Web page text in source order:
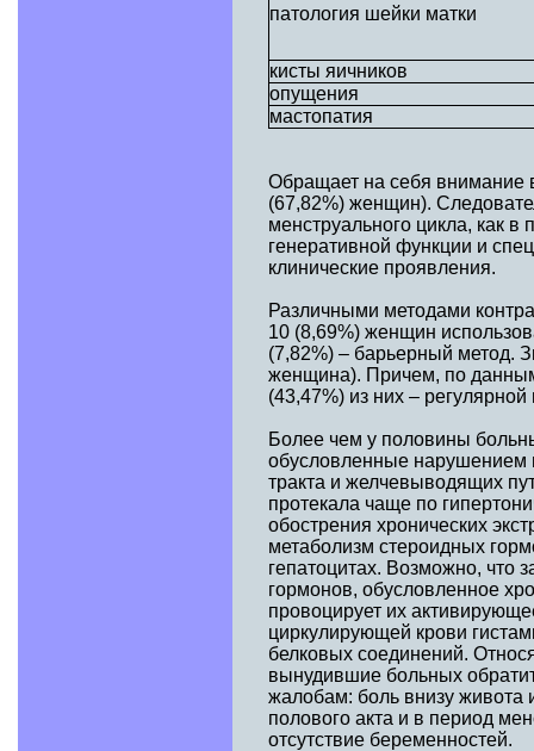
патология шейки матки
кисты яичников
опущения
мастопатия
Обращает на себя внимание
(67,82%) женщин).
менструального цикла, как
генеративной функции и
клинические проявления.
Различными методами
10 (8,69%) женщин
(7,82%) – барьерный метод.
женщина). Причем, по
(43,47%) из них –
Более чем у половины
обусловленные нарушением
тракта и желчевыводящих
протекала чаще по
обострения хронических
метаболизм стероидных
гепатоцитах. Возможно, что
гормонов, обусловленное
провоцирует их
циркулирующей крови
белковых соединений.
вынудившие больных
жалобам: боль внизу живота
полового акта и в период
отсутствие беременностей.